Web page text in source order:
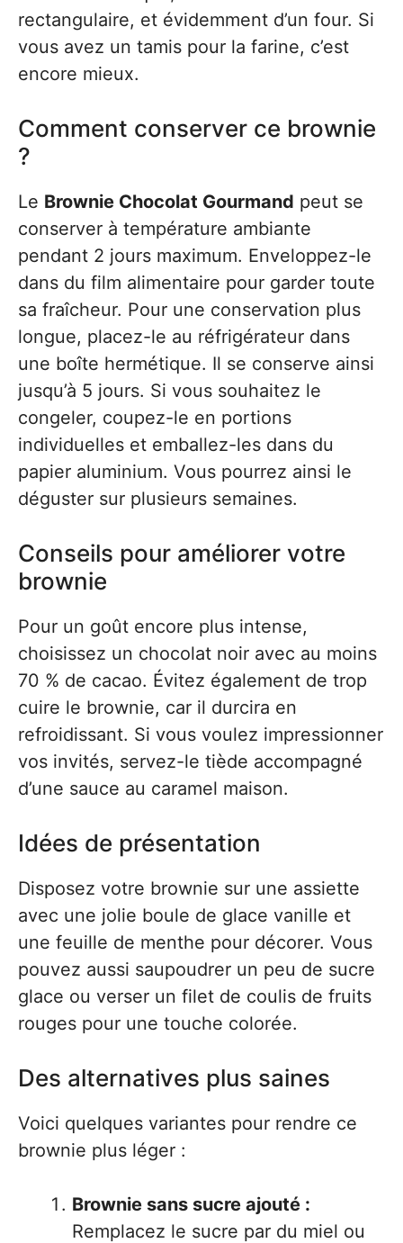
rectangulaire, et évidemment d’un four. Si
vous avez un tamis pour la farine, c’est
encore mieux.
Comment conserver ce brownie
?
Le Brownie Chocolat Gourmand peut se
conserver à température ambiante
pendant 2 jours maximum. Enveloppez-le
dans du film alimentaire pour garder toute
sa fraîcheur. Pour une conservation plus
longue, placez-le au réfrigérateur dans
une boîte hermétique. Il se conserve ainsi
jusqu’à 5 jours. Si vous souhaitez le
congeler, coupez-le en portions
individuelles et emballez-les dans du
papier aluminium. Vous pourrez ainsi le
déguster sur plusieurs semaines.
Conseils pour améliorer votre
brownie
Pour un goût encore plus intense,
choisissez un chocolat noir avec au moins
70 % de cacao. Évitez également de trop
cuire le brownie, car il durcira en
refroidissant. Si vous voulez impressionner
vos invités, servez-le tiède accompagné
d’une sauce au caramel maison.
Idées de présentation
Disposez votre brownie sur une assiette
avec une jolie boule de glace vanille et
une feuille de menthe pour décorer. Vous
pouvez aussi saupoudrer un peu de sucre
glace ou verser un filet de coulis de fruits
rouges pour une touche colorée.
Des alternatives plus saines
Voici quelques variantes pour rendre ce
brownie plus léger :
Brownie sans sucre ajouté :
Remplacez le sucre par du miel ou